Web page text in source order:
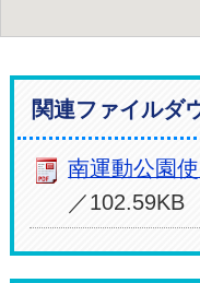
関連ファイルダ
南運動公園
／102.59KB